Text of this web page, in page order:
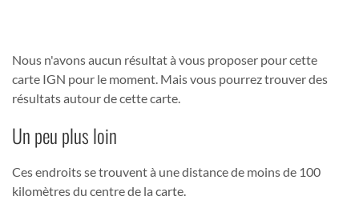
Nous n'avons aucun résultat à vous proposer pour cette
carte IGN pour le moment. Mais vous pourrez trouver des
résultats autour de cette carte.
Un peu plus loin
Ces endroits se trouvent à une distance de moins de 100
kilomètres du centre de la carte.